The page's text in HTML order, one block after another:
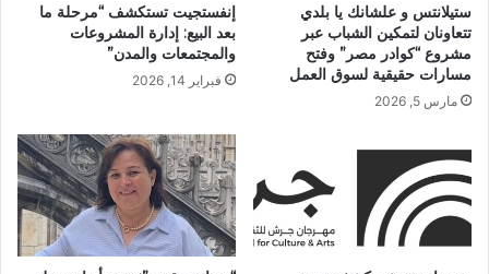
ستيلانتس و علشانك يا بلدي
تتعاونان لتمكين الشباب عبر
مشروع “كوادر مصر” وفتح
مسارات حقيقية لسوق العمل
مارس 5, 2026
إنفستجيت تستكشف “مرحلة ما
بعد البيع: إدارة المشروعات
والمجتمعات والمدن”
فبراير 14, 2026